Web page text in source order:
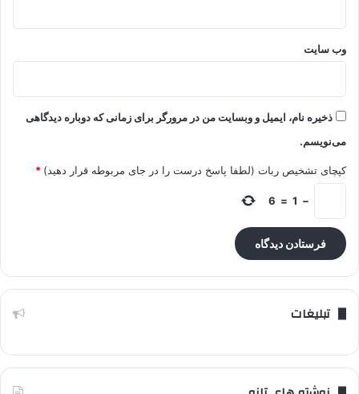
وب‌ سایت
ذخیره نام، ایمیل و وبسایت من در مرورگر برای زمانی که دوباره دیدگاهی
می‌نویسم.
کپچای تشخیص ربات (لطفا پاسخ درست را در جای مربوطه قرار دهید) *
−
1
=
6
تبلیغات